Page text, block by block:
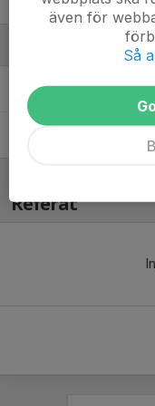
Erik Erhardsson
Referat
även för
Så